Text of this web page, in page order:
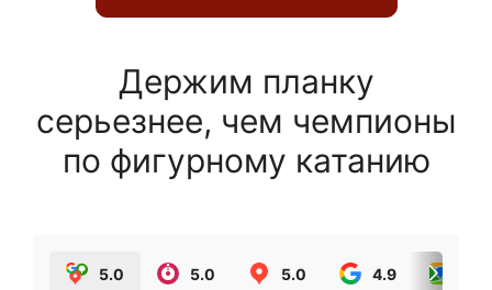
Держим планку
серьезнее, чем чемпионы
по фигурному катанию
5.0 5.0 5.0 4.9